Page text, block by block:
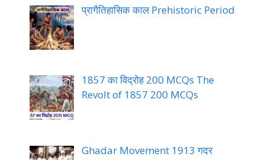
प्रागैतिहासिक काल Prehistoric Period
1857 का विद्रोह 200 MCQs The
Revolt of 1857 200 MCQs
Ghadar Movement 1913 गदर